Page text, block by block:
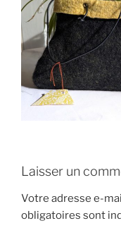
Laisser un
Votre adresse e-
obligatoires sont